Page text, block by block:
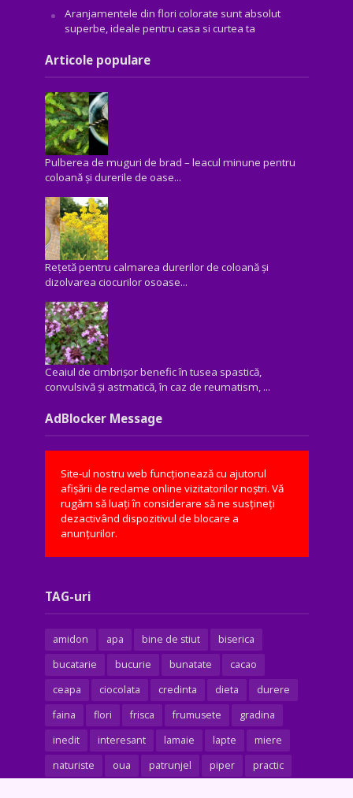
Aranjamentele din flori colorate sunt absolut
superbe, ideale pentru casa si curtea ta
Articole populare
Pulberea de muguri de brad – leacul minune pentru
coloană și durerile de oase...
Rețetă pentru calmarea durerilor de coloană și
dizolvarea ciocurilor osoase...
Ceaiul de cimbrișor benefic în tusea spastică,
convulsivă şi astmatică, în caz de reumatism, ...
AdBlocker Message
Site-ul nostru web funcționează cu ajutorul
afișării de reclame online vizitatorilor noștri. Vă
rugăm să luați în considerare să ne susțineți
dezactivând dispozitivul de blocare a
anunțurilor.
TAG-uri
amidon apa bine de stiut
biserica
bucatarie
bucurie bunatate
cacao
ceapa
ciocolata credinta dieta
durere
faina
flori frisca frumusete
gradina
inedit
interesant lamaie lapte
miere
naturiste
oua patrunjel piper
practic